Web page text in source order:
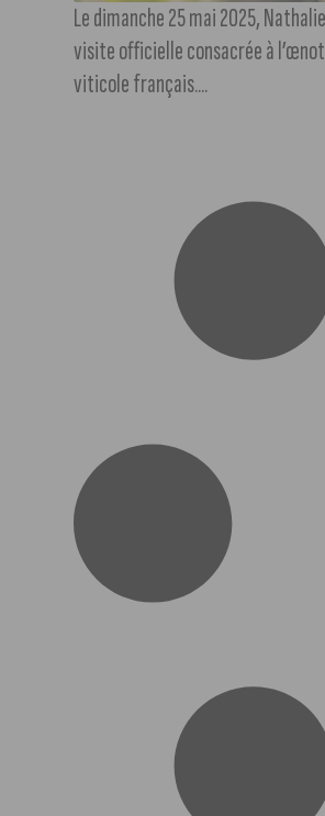
Le dimanche 25 mai 2025,
visite officielle consacrée à
viticole français....